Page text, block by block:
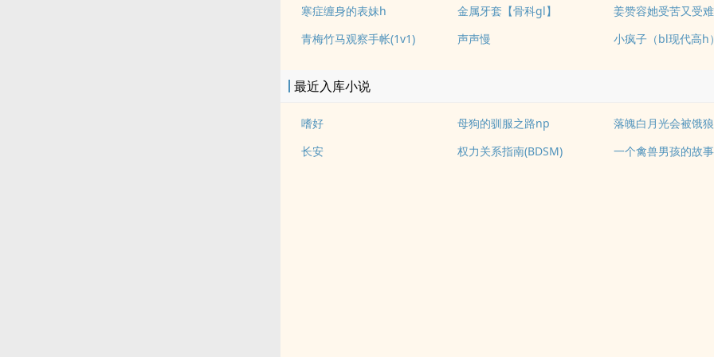
寒症缠身的表妹h 金属牙套【骨科gl】
姜赞容她受苦又受难
青梅竹马观察手帐(1v1)
声声慢 小疯子（bl现代高h）
最近入库小说
嗜好 母狗的驯服之路np
落魄白月光会被饿
长安
权力关系指南(BDSM) 一个禽兽男孩的故事